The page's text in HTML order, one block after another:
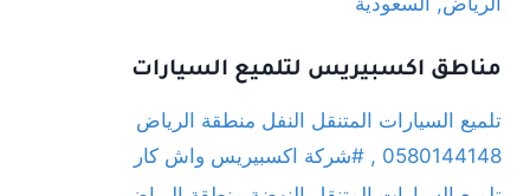
مناطق اكسبيريس لتلميع السيارات
تلميع السيارات المتنقل النفل منطقة الرياض
0580144148 , #شركة اكسبيريس واش كار